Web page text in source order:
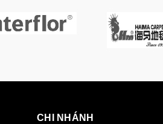
CHI NHÁNH